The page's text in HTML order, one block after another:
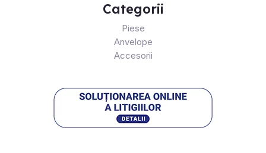
Categorii
Piese
Anvelope
Accesorii